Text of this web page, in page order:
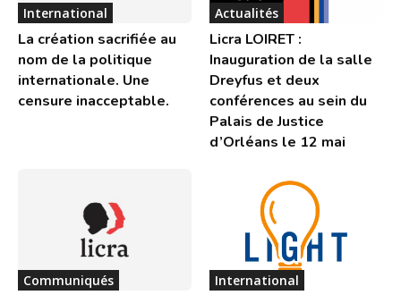
International
La création sacrifiée au
nom de la politique
internationale. Une
censure inacceptable.
Actualités
Licra LOIRET :
Inauguration de la salle
Dreyfus et deux
conférences au sein du
Palais de Justice
d’Orléans le 12 mai
Communiqués International